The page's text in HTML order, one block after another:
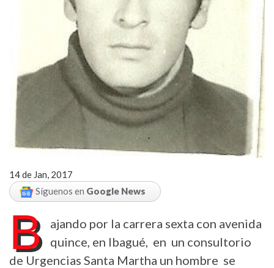
14 de Jan, 2017
Síguenos en Google News
B
ajando por la carrera sexta con avenida
quince, en Ibagué, en un consultorio
de Urgencias Santa Martha un hombre se